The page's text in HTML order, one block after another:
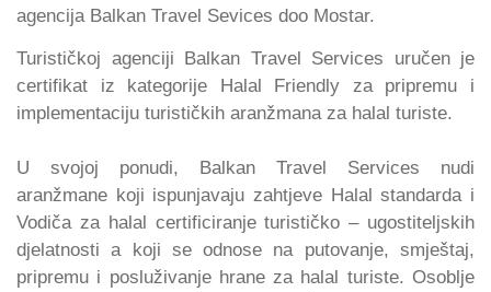
agencija Balkan Travel Sevices doo Mostar.
Turističkoj agenciji Balkan Travel Services uručen je
certifikat iz kategorije Halal Friendly za pripremu i
implementaciju turističkih aranžmana za halal turiste.
U svojoj ponudi, Balkan Travel Services nudi
aranžmane koji ispunjavaju zahtjeve Halal standarda i
Vodiča za halal certificiranje turističko – ugostiteljskih
djelatnosti a koji se odnose na putovanje, smještaj,
pripremu i posluživanje hrane za halal turiste. Osoblje